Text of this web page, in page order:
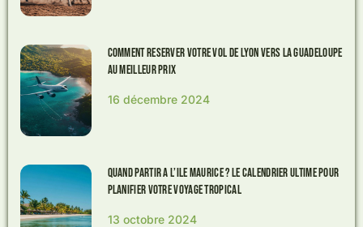
Comment reserver votre vol de Lyon vers la Guadeloupe
au meilleur prix
16 décembre 2024
Quand partir a l’Ile Maurice ? Le calendrier ultime pour
planifier votre voyage tropical
13 octobre 2024